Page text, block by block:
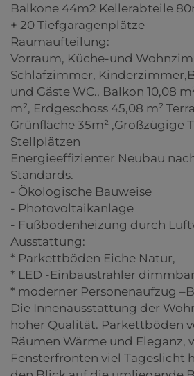
Balkone 44m2 Kellerabteile
+ 20 Tiefgaragenplätze
Raumaufteilung:
Vorraum, Küche-und
Schlafzimmer,
und Gäste WC., Balkon 10,08
m², Erdgeschoss 45,08 m²
Grünfläche 35m² ,Großzügige
Stellplätzen
Energieeffizienter Neubau
Standards.
- Ökologische Bauweise
- Photovoltaikanlage
- Fußbodenheizung durch
Ausstattung:
* Parkettböden Eiche Natur,
* LED -Einbaustrahler
* moderner Personenaufzug
Die Innenausstattung der
hoher Qualität. Parkettböden
Räumen Wärme und Eleganz,
Fensterfronten viel Tageslicht